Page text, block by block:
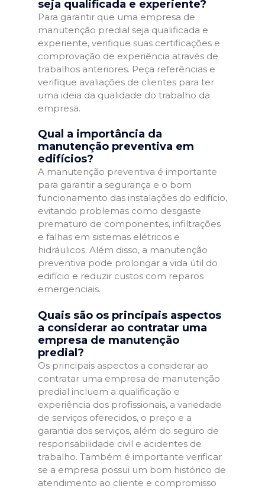
seja qualificada e experiente?
Para garantir que uma empresa de
manutenção predial seja qualificada e
experiente, verifique suas certificações e
comprovação de experiência através de
trabalhos anteriores. Peça referências e
verifique avaliações de clientes para ter
uma ideia da qualidade do trabalho da
empresa.
Qual a importância da
manutenção preventiva em
edifícios?
A manutenção preventiva é importante
para garantir a segurança e o bom
funcionamento das instalações do edifício,
evitando problemas como desgaste
prematuro de componentes, infiltrações
e falhas em sistemas elétricos e
hidráulicos. Além disso, a manutenção
preventiva pode prolongar a vida útil do
edifício e reduzir custos com reparos
emergenciais.
Quais são os principais aspectos
a considerar ao contratar uma
empresa de manutenção
predial?
Os principais aspectos a considerar ao
contratar uma empresa de manutenção
predial incluem a qualificação e
experiência dos profissionais, a variedade
de serviços oferecidos, o preço e a
garantia dos serviços, além do seguro de
responsabilidade civil e acidentes de
trabalho. Também é importante verificar
se a empresa possui um bom histórico de
atendimento ao cliente e compromisso